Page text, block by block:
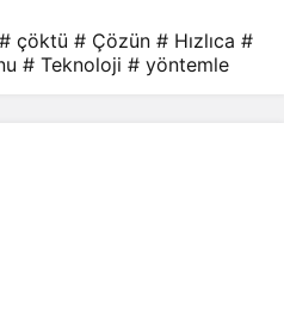
# çöktü # Çözün # Hızlıca #
# Teknoloji # yöntemle